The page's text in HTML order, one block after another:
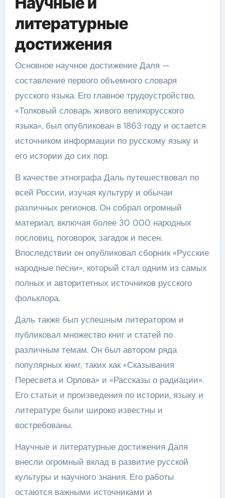
литературные
достижения
Основное научное достижение Даля —
составление первого объемного словаря
русского языка. Его главное трудоустройство,
«Толковый словарь живого великорусского
языка», был опубликован в 1863 году и остается
источником информации по русскому языку и
его истории до сих пор.
В качестве этнографа Даль путешествовал по
всей России, изучая культуру и обычаи
различных регионов. Он собрал огромный
материал, включая более 30 000 народных
пословиц, поговорок, загадок и песен.
Впоследствии он опубликовал сборник «Русские
народные песни», который стал одним из самых
полных и авторитетных источников русского
фольклора.
Даль также был успешным литератором и
публиковал множество книг и статей по
различным темам. Он был автором ряда
популярных книг, таких как «Сказывания
Пересвета и Орлова» и «Рассказы о радиации».
Его статьи и произведения по истории, языку и
литературе были широко известны и
востребованы.
Научные и литературные достижения Даля
внесли огромный вклад в развитие русской
культуры и научного знания. Его работы
остаются важными источниками и